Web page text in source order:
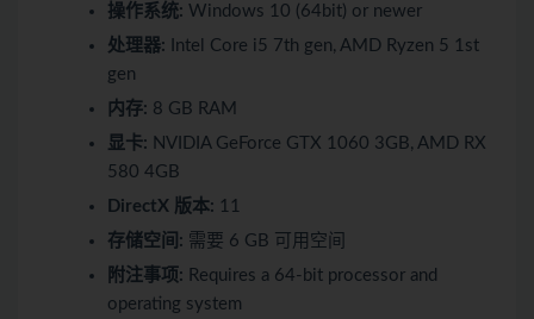
操作系统: Windows 10 (64bit) or newer
处理器: Intel Core i5 7th gen, AMD Ryzen 5 1st
gen
内存: 8 GB RAM
显卡: NVIDIA GeForce GTX 1060 3GB, AMD RX
580 4GB
DirectX 版本: 11
存储空间: 需要 6 GB 可用空间
附注事项: Requires a 64-bit processor and
operating system